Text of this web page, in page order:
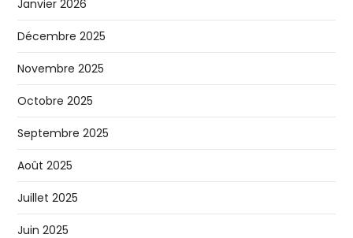
Janvier 2026
Décembre 2025
Novembre 2025
Octobre 2025
Septembre 2025
Août 2025
Juillet 2025
Juin 2025